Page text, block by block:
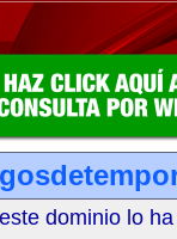
dominio lo